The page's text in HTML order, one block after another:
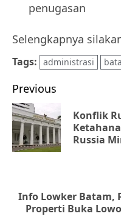
penugasan
Selengkapnya
Tags: administrasi
Post
navigation
Previous
Konflik
Russia
Next
Info Lowker Batam,
Properti Buka